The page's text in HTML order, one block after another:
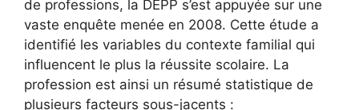
de professions, la DEPP s’est appuyée sur une
vaste enquête menée en 2008. Cette étude a
identifié les variables du contexte familial qui
influencent le plus la réussite scolaire. La
profession est ainsi un résumé statistique de
plusieurs facteurs sous-jacents :